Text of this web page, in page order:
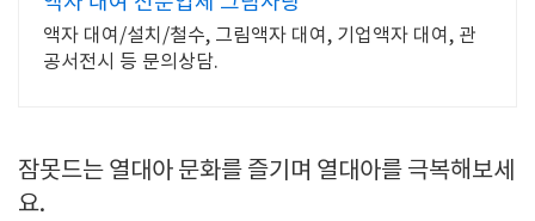
액자 대여/설치/철수, 그림액자 대여, 기업액자 대여, 관
공서전시 등 문의상담.
잠못드는 열대아 문화를 즐기며 열대아를 극복해보세
요.